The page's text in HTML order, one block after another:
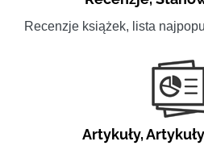
Recenzje książek, lista
Artykuły,